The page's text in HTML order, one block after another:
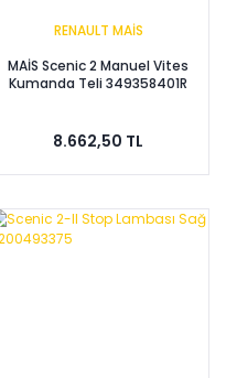
RENAULT MAİS
MAİS Scenic 2 Manuel Vites
Kumanda Teli 349358401R
8.662,50 TL